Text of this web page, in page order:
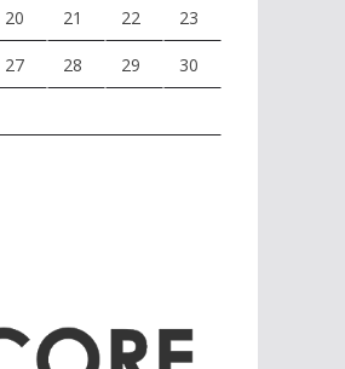
20 21 22 23
27 28 29 30